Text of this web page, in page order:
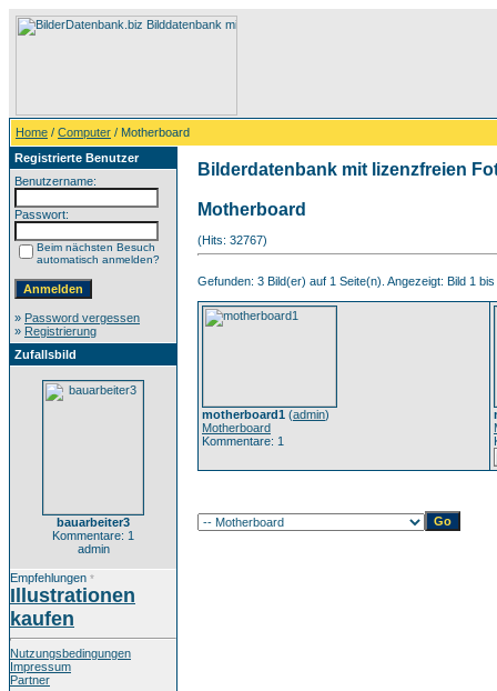
Home / Computer / Motherboard
Registrierte Benutzer
Benutzername:
Passwort:
Beim nächsten Besuch
automatisch anmelden?
» Password vergessen
» Registrierung
Zufallsbild
bauarbeiter3
Kommentare: 1
admin
Empfehlungen *
Illustrationen
kaufen
Nutzungsbedingungen
Impressum
Partner
Bilderdatenbank mit lizenzfreien
Motherboard
(Hits: 32767)
Gefunden: 3 Bild(er) auf 1 Seite(n). Angezeigt: Bild 1 bis
motherboard1 (admin)
Motherboard
Kommentare: 1